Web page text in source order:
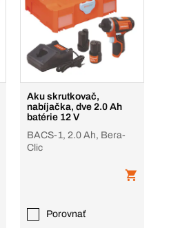
Aku skrutkovač,
nabíjačka, dve 2.0 Ah
batérie 12 V
BACS-1, 2.0 Ah, Bera-
Clic
Porovnať